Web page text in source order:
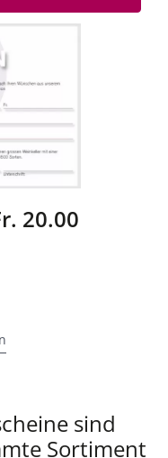
20.00
sind
Sortiment